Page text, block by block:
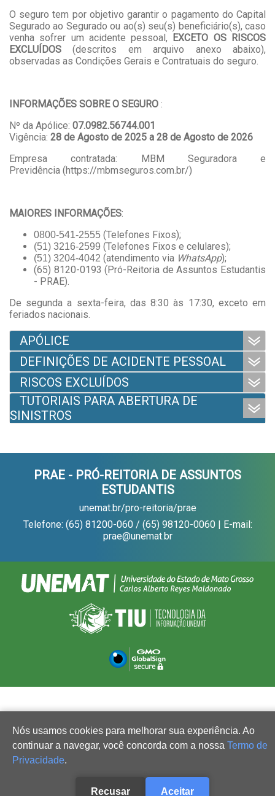
O seguro tem por objetivo garantir o pagamento do Capital
Segurado ao Segurado ou ao(s) seu(s) beneficiário(s), caso
venha sofrer um acidente pessoal,
EXCETO OS RISCOS
EXCLUÍDOS(descritos em arquivo anexo abaixo),
observadas as Condições Gerais e Contratuais do seguro.
INFORMAÇÕES SOBRE O SEGURO :
Nº da Apólice: 07.0982.56744.001
Vigência: 28 de Agosto de 2025 a 28 de Agosto de 2026
Empresa contratada:
MBM Seguradora e
Previdência (https://mbmseguros.com.br/)
MAIORES INFORMAÇÕES:
0800-541-2555 (Telefones Fixos);
(51) 3216-2599 (Telefones Fixos e celulares);
(51) 3204-4042 (atendimento via WhatsApp);
(65) 8120-0193 (Pró-Reitoria de Assuntos Estudantis
- PRAE).
De segunda a sexta-feira, das 8:30 às 17:30, exceto em
feriados nacionais.
APÓLICE
DEFINIÇÕES DE ACIDENTE PESSOAL
RISCOS EXCLUÍDOS
TUTORIAIS PARA ABERTURA DE
SINISTROS
PRAE - PRÓ-REITORIA DE ASSUNTOS
ESTUDANTIS
unemat.br/pro-reitoria/prae
Telefone: (65) 81200-060 / (65) 98120-0060 | E-mail:
prae@unemat.br
Nós usamos cookies para melhorar sua experiência. Ao
continuar a navegar, você concorda com a nossa Termo de
Privacidade.
Recusar Aceitar